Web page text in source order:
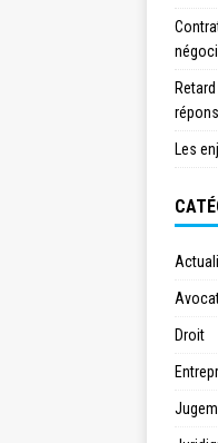
Les
Droit